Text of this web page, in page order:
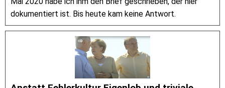
dokumentiert ist. Bis heute kam keine Antwort.